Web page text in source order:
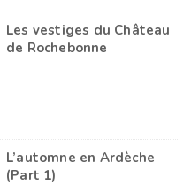
Les vestiges du Château
de Rochebonne
L’automne en Ardèche
(Part 1)